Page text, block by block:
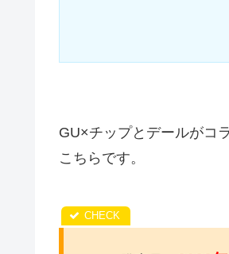
GU×チップとデールがコ
こちらです。